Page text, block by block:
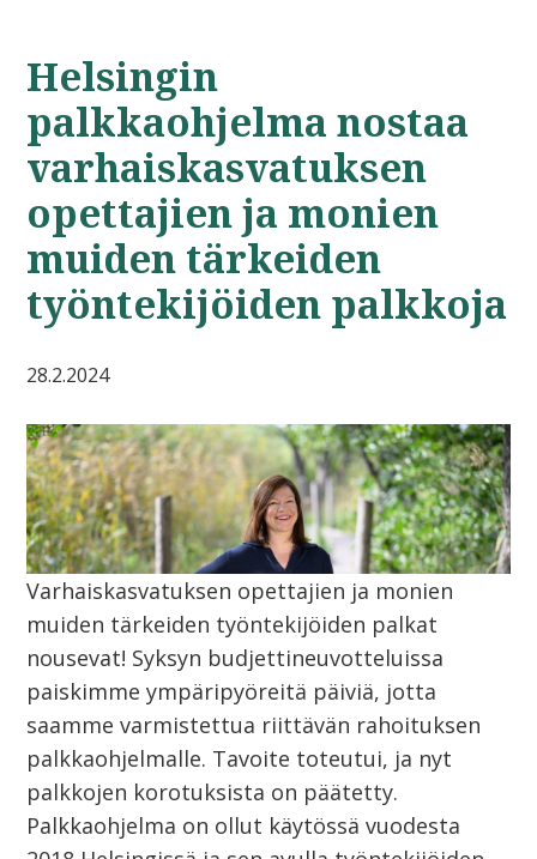
Helsingin
palkkaohjelma nostaa
varhaiskasvatuksen
opettajien ja monien
muiden tärkeiden
työntekijöiden palkkoja
28.2.2024
Varhaiskasvatuksen opettajien ja monien
muiden tärkeiden työntekijöiden palkat
nousevat! Syksyn budjettineuvotteluissa
paiskimme ympäripyöreitä päiviä, jotta
saamme varmistettua riittävän rahoituksen
palkkaohjelmalle. Tavoite toteutui, ja nyt
palkkojen korotuksista on päätetty.
Palkkaohjelma on ollut käytössä vuodesta